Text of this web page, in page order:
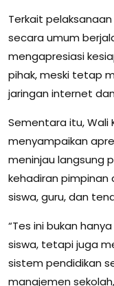
Terkait
secara umum
mengapresiasi
pihak, meski tetap
jaringan internet
Sementara itu, Wali
menyampaikan
meninjau langsung
kehadiran
siswa, guru, dan
“Tes ini bukan
siswa, tetapi juga
sistem pendidikan
manajemen